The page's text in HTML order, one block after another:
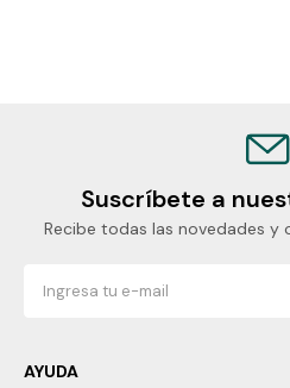
Suscríbete a
Recibe todas las novedades y
AYUDA